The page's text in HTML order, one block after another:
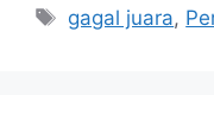
Tag
gagal juara,